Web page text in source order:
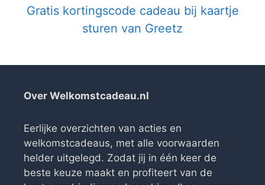
Gratis kortingscode cadeau bij kaartje
sturen van Greetz
Over Welkomstcadeau.nl
Eerlijke overzichten van acties en
welkomstcadeaus, met alle voorwaarden
helder uitgelegd. Zodat jij in één keer de
beste keuze maakt en profiteert van de